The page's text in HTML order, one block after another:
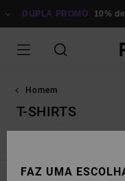
PARA
GRELHA
PROMO 10% de
Homem
T-SHIRTS
FAZ UMA